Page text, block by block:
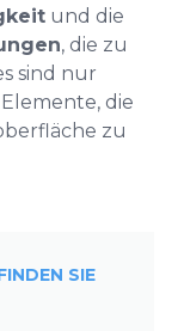
und die
, die zu
sind nur
die
zu
SIE